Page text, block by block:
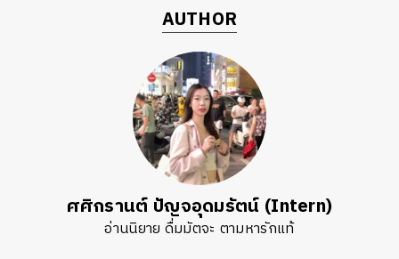
AUTHOR
ศศิกรานต์ ปัญจอุดมรัตน์ (Intern)
อ่านนิยาย ดื่มมัตจะ ตามหารักแท้